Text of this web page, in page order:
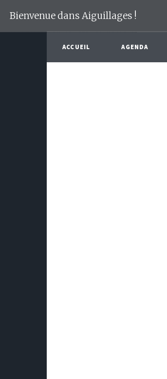
Bienvenue dans Aiguillages !
ACCUEIL AGENDA